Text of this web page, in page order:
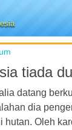
tiada
datang
dia
hutan. Oleh